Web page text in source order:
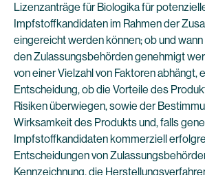
Lizenzanträge für Biologika für
Impfstoffkandidaten im Rahmen der
eingereicht werden können; ob und
den Zulassungsbehörden genehmigt
von einer Vielzahl von Faktoren abhängt,
Entscheidung, ob die Vorteile des
Risiken überwiegen, sowie der
Wirksamkeit des Produkts und, falls
Impfstoffkandidaten kommerziell
Entscheidungen von
Kennzeichnung, die